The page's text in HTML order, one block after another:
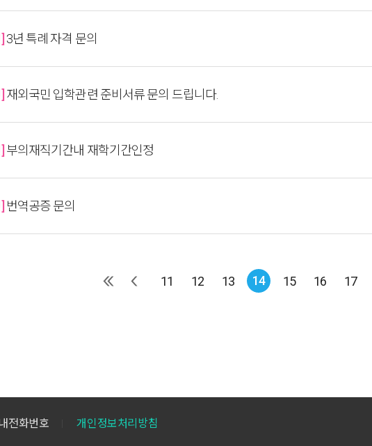
3년 특례 자격 문의
재외국민 입학관련 준비서류 문의 드립니다.
부의재직기간내 재학기간인정
번역공증 문의
11 12 13 14 15 16 17
전화번호 개인정보처리방침